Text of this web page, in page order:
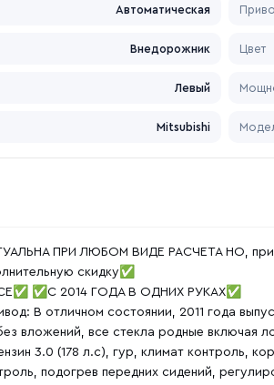
Автоматическая
Внедорожник Цвет
Левый
Mitsubishi
ПРИ ЛЮБОМ ВИДЕ РАСЧЕТА НО, пpи
скидку✅️
✅️С 2014 ГОДА В ОДНИХ РУКАХ✅️
В отличном состоянии, 2011 года
вложений, все стекла родные включая
3.0 (178 л.с), гур, климат контроль,
подогрев передних сидений,